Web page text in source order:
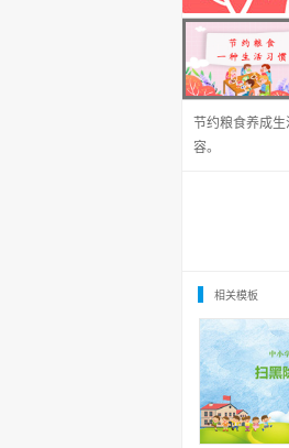
节约粮食养成
容。
相关模板